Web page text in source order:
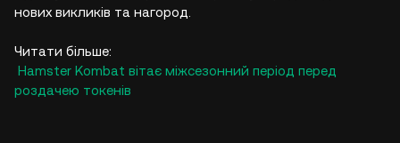
нових викликів та нагород.
Читати більше:
Hamster Kombat вітає міжсезонний період перед
роздачею токенів